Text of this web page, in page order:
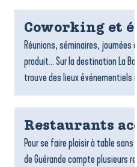
Coworking et
Réunions, séminaires, journées
produit… Sur la destination La
trouve des lieux événementiels
Restaurants
Pour se faire plaisir à table sans
de Guérande compte plusieurs